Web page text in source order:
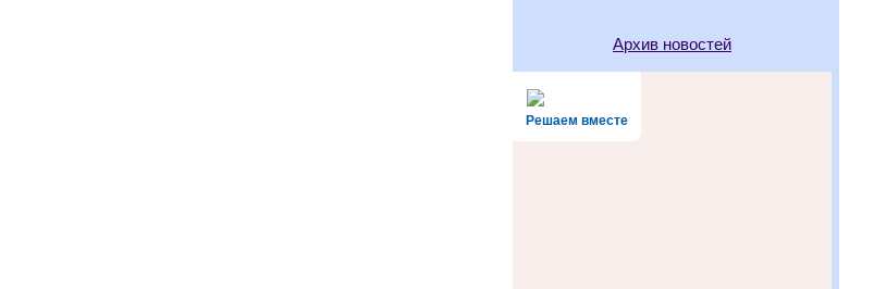
Архив новостей
Решаем вместе